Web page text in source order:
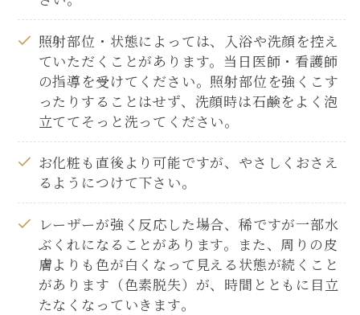
照射部位・状態によっては、入浴や洗顔を控え
ていただくことがあります。当日医師・看護師
の指導を受けてください。照射部位を強くこす
ったりすることはせず、洗顔時は石鹸をよく泡
立ててそっと洗ってください。
お化粧も直後より可能ですが、やさしくおさえ
るようにつけて下さい。
レーザーが強く反応した場合、稀ですが一部水
ぶくれになることがあります。また、周りの皮
膚よりも色が白くなって見える状態が続くこと
があります（色素脱失）が、時間とともに目立
たなくなっていきます。